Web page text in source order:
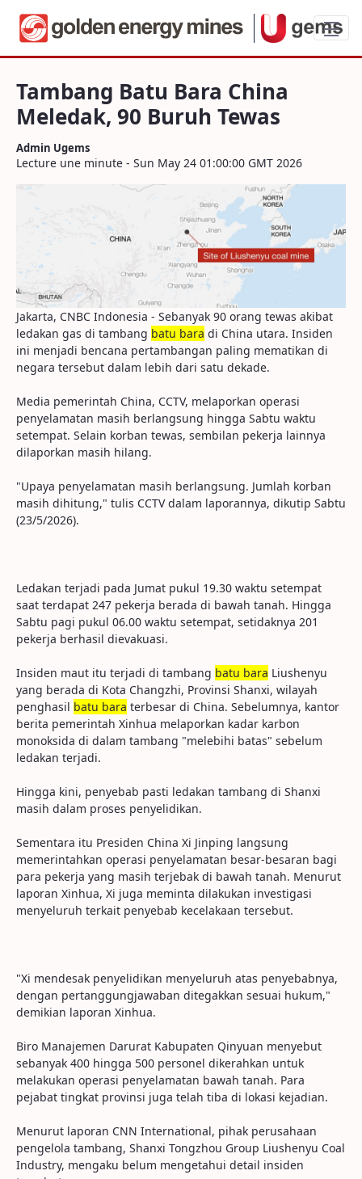
Tambang Batu Bara China Meledak, 90
Tambang Batu Bara China
Meledak, 90 Buruh Tewas
Admin Ugems
Lecture une minute - Sun May 24 01:00:00 GMT 2026
Jakarta, CNBC Indonesia - Sebanyak 90 orang tewas akibat
ledakan gas di tambang batu bara di China utara. Insiden
ini menjadi bencana pertambangan paling mematikan di
negara tersebut dalam lebih dari satu dekade.
Media pemerintah China, CCTV, melaporkan operasi
penyelamatan masih berlangsung hingga Sabtu waktu
setempat. Selain korban tewas, sembilan pekerja lainnya
dilaporkan masih hilang.
"Upaya penyelamatan masih berlangsung. Jumlah korban
masih dihitung," tulis CCTV dalam laporannya, dikutip Sabtu
(23/5/2026).
Ledakan terjadi pada Jumat pukul 19.30 waktu setempat
saat terdapat 247 pekerja berada di bawah tanah. Hingga
Sabtu pagi pukul 06.00 waktu setempat, setidaknya 201
pekerja berhasil dievakuasi.
Insiden maut itu terjadi di tambang batu bara Liushenyu
yang berada di Kota Changzhi, Provinsi Shanxi, wilayah
penghasil batu bara terbesar di China. Sebelumnya, kantor
berita pemerintah Xinhua melaporkan kadar karbon
monoksida di dalam tambang "melebihi batas" sebelum
ledakan terjadi.
Hingga kini, penyebab pasti ledakan tambang di Shanxi
masih dalam proses penyelidikan.
Sementara itu Presiden China Xi Jinping langsung
memerintahkan operasi penyelamatan besar-besaran bagi
para pekerja yang masih terjebak di bawah tanah. Menurut
laporan Xinhua, Xi juga meminta dilakukan investigasi
menyeluruh terkait penyebab kecelakaan tersebut.
"Xi mendesak penyelidikan menyeluruh atas penyebabnya,
dengan pertanggungjawaban ditegakkan sesuai hukum,"
demikian laporan Xinhua.
Biro Manajemen Darurat Kabupaten Qinyuan menyebut
sebanyak 400 hingga 500 personel dikerahkan untuk
melakukan operasi penyelamatan bawah tanah. Para
pejabat tingkat provinsi juga telah tiba di lokasi kejadian.
Menurut laporan CNN International, pihak perusahaan
pengelola tambang, Shanxi Tongzhou Group Liushenyu Coal
Industry, mengaku belum mengetahui detail insiden